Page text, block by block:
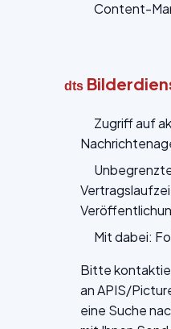
Content-
dts
Zugriff auf
Mit dabei:
Bitte
an APIS/
eine Suche